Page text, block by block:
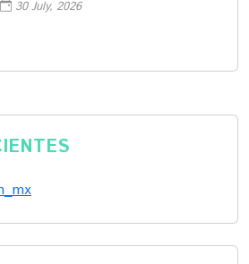
30 July, 2026